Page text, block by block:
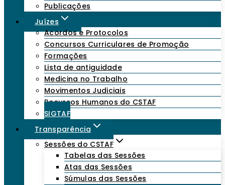
Publicações
Juízes
Acordos e Protocolos
Concursos Curriculares de Promoção
Formações
Lista de antiguidade
Medicina no Trabalho
Movimentos Judiciais
Recursos Humanos do CSTAF
SIGTAF
Transparência
Sessões do CSTAF
Tabelas das Sessões
Atas das Sessões
Súmulas das Sessões